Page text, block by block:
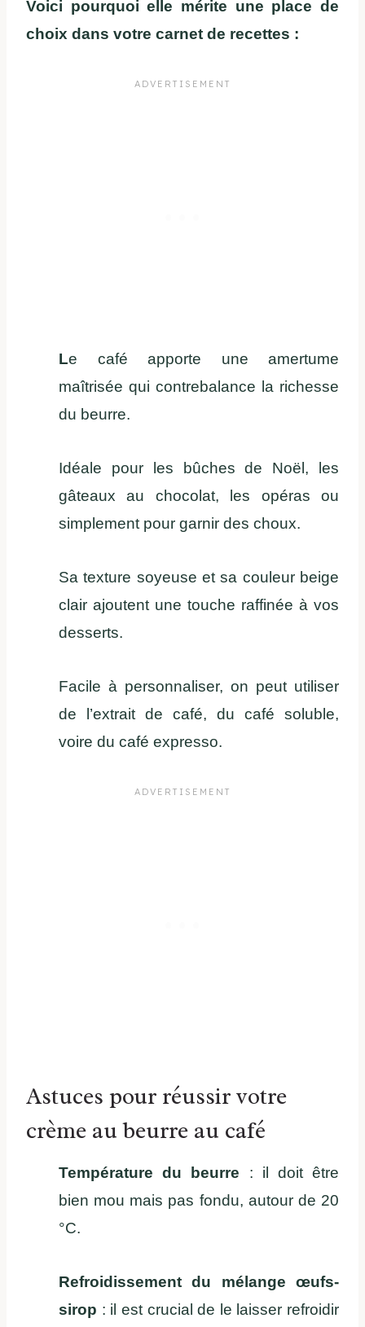
Voici pourquoi elle mérite une place de
choix dans votre carnet de recettes :
Le café apporte une amertume
maîtrisée qui contrebalance la richesse
du beurre.
Idéale pour les bûches de Noël, les
gâteaux au chocolat, les opéras ou
simplement pour garnir des choux.
Sa texture soyeuse et sa couleur beige
clair ajoutent une touche raffinée à vos
desserts.
Facile à personnaliser, on peut utiliser
de l’extrait de café, du café soluble,
voire du café expresso.
Astuces pour réussir votre
crème au beurre au café
Température du beurre : il doit être
bien mou mais pas fondu, autour de 20
°C.
Refroidissement du mélange œufs-
sirop : il est crucial de le laisser refroidir